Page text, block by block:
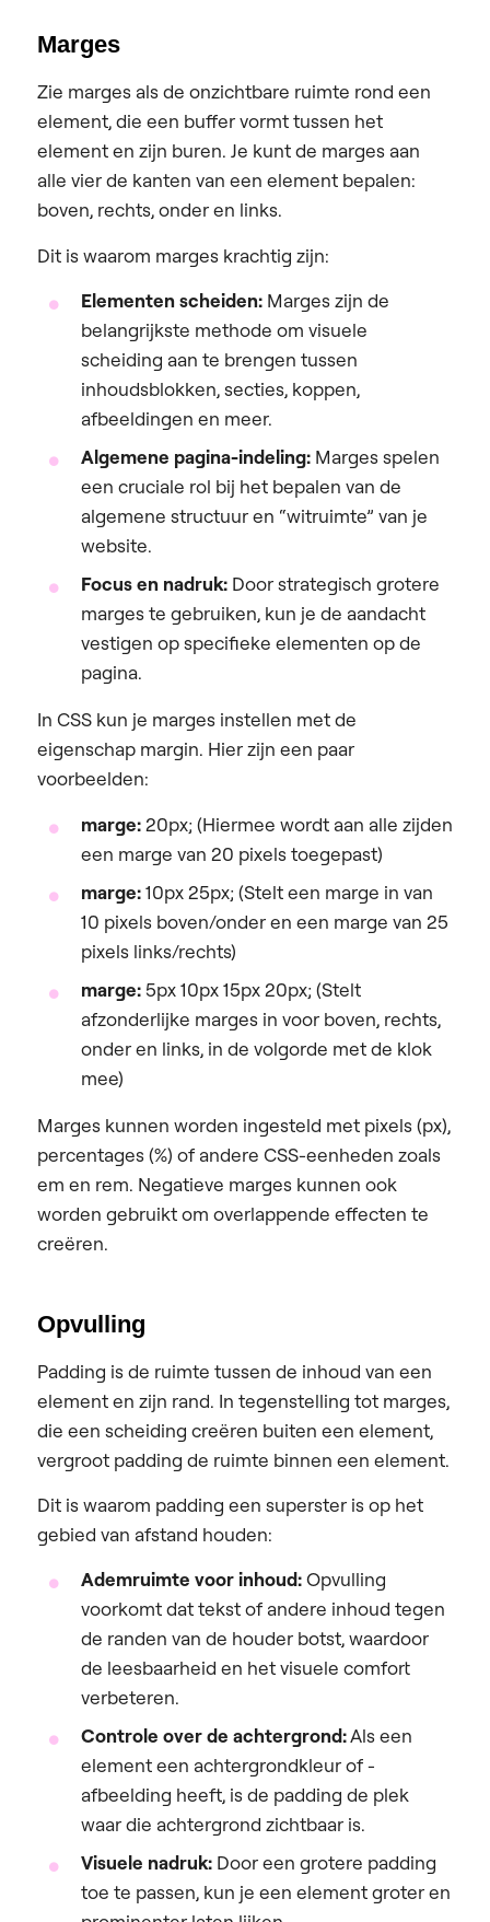
Marges
Zie marges als de onzichtbare ruimte rond een
element, die een buffer vormt tussen het
element en zijn buren. Je kunt de marges aan
alle vier de kanten van een element bepalen:
boven, rechts, onder en links.
Dit is waarom marges krachtig zijn:
Elementen scheiden: Marges zijn de
belangrijkste methode om visuele
scheiding aan te brengen tussen
inhoudsblokken, secties, koppen,
afbeeldingen en meer.
Algemene pagina-indeling: Marges spelen
een cruciale rol bij het bepalen van de
algemene structuur en “witruimte” van je
website.
Focus en nadruk: Door strategisch grotere
marges te gebruiken, kun je de aandacht
vestigen op specifieke elementen op de
pagina.
In CSS kun je marges instellen met de
eigenschap margin. Hier zijn een paar
voorbeelden:
marge: 20px; (Hiermee wordt aan alle zijden
een marge van 20 pixels toegepast)
marge:10px 25px; (Stelt een marge in van
10 pixels boven/onder en een marge van 25
pixels links/rechts)
marge: 5px 10px 15px 20px; (Stelt
afzonderlijke marges in voor boven, rechts,
onder en links, in de volgorde met de klok
mee)
Marges kunnen worden ingesteld met pixels (px),
percentages (%) of andere CSS-eenheden zoals
em en rem. Negatieve marges kunnen ook
worden gebruikt om overlappende effecten te
creëren.
Opvulling
Padding is de ruimte tussen de inhoud van een
element en zijn rand. In tegenstelling tot marges,
die een scheiding creëren buiten een element,
vergroot padding de ruimte binnen een element.
Dit is waarom padding een superster is op het
gebied van afstand houden:
Ademruimte voor inhoud:Opvulling
voorkomt dat tekst of andere inhoud tegen
de randen van de houder botst, waardoor
de leesbaarheid en het visuele comfort
verbeteren.
Controle over de achtergrond:Als een
element een achtergrondkleur of -
afbeelding heeft, is de padding de plek
waar die achtergrond zichtbaar is.
Visuele nadruk: Door een grotere padding
toe te passen, kun je een element groter en